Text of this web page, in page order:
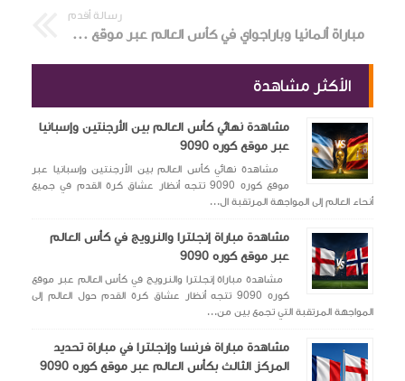
رسالة أقدم
مباراة ألمانيا وباراجواي في كأس العالم عبر موقع كورة 9090
الأكثر مشاهدة
مشاهدة نهائي كأس العالم بين الأرجنتين وإسبانيا
عبر موقع كوره 9090
مشاهدة نهائي كأس العالم بين الأرجنتين وإسبانيا عبر
موقع كوره 9090 تتجه أنظار عشاق كرة القدم في جميع
أنحاء العالم إلى المواجهة المرتقبة ال...
مشاهدة مباراة إنجلترا والنرويج في كأس العالم
عبر موقع كوره 9090
مشاهدة مباراة إنجلترا والنرويج في كأس العالم عبر موقع
كوره 9090 تتجه أنظار عشاق كرة القدم حول العالم إلى
المواجهة المرتقبة التي تجمع بين من...
مشاهدة مباراة فرنسا وإنجلترا في مباراة تحديد
المركز الثالث بكأس العالم عبر موقع كوره 9090